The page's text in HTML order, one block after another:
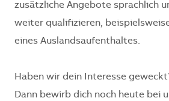
zusätzliche Angebote sprachlich
weiter qualifizieren,
eines Auslandsaufenthaltes.
Haben wir dein Interesse
Dann bewirb dich noch heute bei